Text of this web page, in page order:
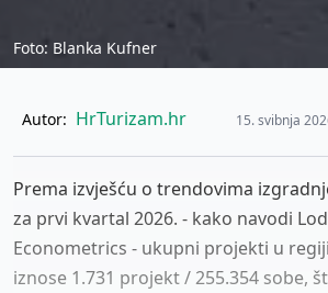
Foto: Blanka Kufner
Autor: HrTurizam.hr 15. svibnja
Prema izvješću o trendovima
za prvi kvartal 2026. - kako navodi
Econometrics - ukupni projekti u
iznose 1.731 projekt / 255.354 sobe,